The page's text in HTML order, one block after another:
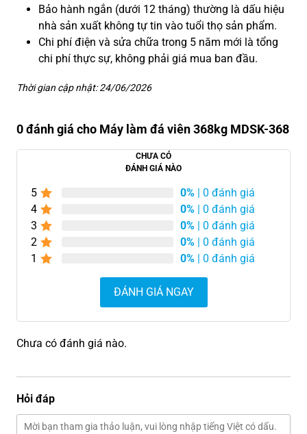
Bảo hành ngắn (dưới 12 tháng) thường là dấu hiệu
nhà sản xuất không tự tin vào tuổi thọ sản phẩm.
Chi phí điện và sửa chữa trong 5 năm mới là tổng
chi phí thực sự, không phải giá mua ban đầu.
Thời gian cập nhật: 24/06/2026
0 đánh giá cho Máy làm đá viên 368kg MDSK-368
CHƯA CÓ
ĐÁNH GIÁ NÀO
5 0% | 0 đánh giá
4
0% | 0 đánh giá
3
0% | 0 đánh giá
2
0% | 0 đánh giá
1
0% | 0 đánh giá
ĐÁNH GIÁ NGAY
Chưa có đánh giá nào.
Hỏi đáp